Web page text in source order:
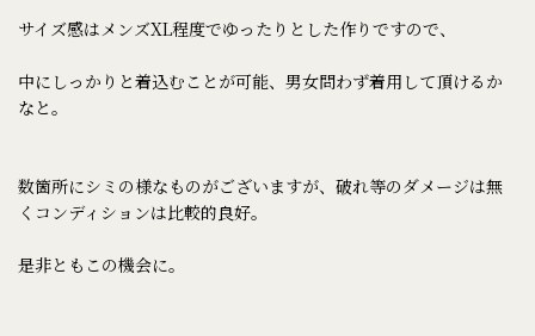
サイズ感はメンズXL程度でゆったりとした作りですので、
中にしっかりと着込むことが可能、男女問わず着用して頂けるか
なと。
数箇所にシミの様なものがございますが、破れ等のダメージは無
くコンディションは比較的良好。
是非ともこの機会に。